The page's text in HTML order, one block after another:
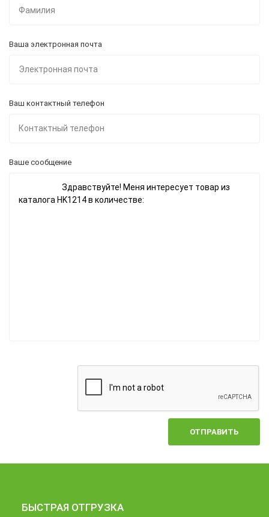
Ваша электронная почта
Ваш контактный телефон
Ваше сообщение
ОТПРАВИТЬ
БЫСТРАЯ ОТГРУЗКА